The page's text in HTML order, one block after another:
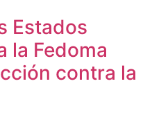
Estados
la Fedoma
contra la